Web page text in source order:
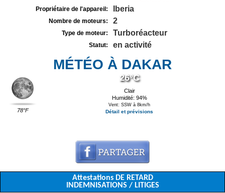
Propriétaire de l'appareil: Iberia
Nombre de moteurs: 2
Type de moteur: Turboréacteur
Statut: en activité
MÉTÉO À DAKAR
78°F
26°C
Clair
Humidité: 94%
Vent: SSW à 8km/h
Détail et prévisions
Attestations DE RETARD
INDEMNISATIONS / LITIGES